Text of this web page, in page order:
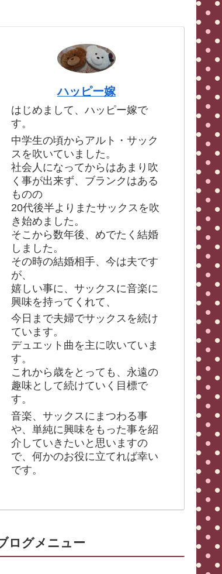
ハッピー嫁
はじめまして、ハッピー嫁で
す。
中学生の頃からアルト・サック
スを吹いていました。
社会人になってからはあまり吹
く事が出来ず、ブランクはある
ものの
20代後半よりまたサックスを吹
き始めました。
そこから数年後、めでたく結婚
しました。
その時の結婚相手、今は夫です
が、
嬉しい事に、サックスに音楽に
興味を持ってくれて、
今日まで夫婦でサックスを続け
ています。
デュエット曲を主に吹いていま
す。
これから歳をとっても、永遠の
趣味として続けていく目標で
す。
音楽、サックスにまつわる事
や、単純に興味をもった事を紹
介していきたいと思いますの
で、何かのお役に立てれば幸い
です。
ログメニュー